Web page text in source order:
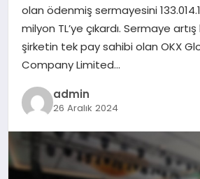
EĞITIM
MAGAZIN
YAŞAM
OTOMOBIL
olan ödenmiş sermayesini
milyon TL’ye çıkardı. Sermaye
şirketin tek pay sahibi olan OKX
Company Limited…
admin
26 Aralık 2024